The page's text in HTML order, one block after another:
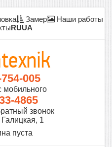
Замер
Наши работы
RUUA
005
мобильного
4865
звонок
1
пуста